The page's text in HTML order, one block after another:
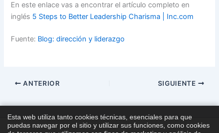
En este enlace vas a encontrar el artículo completo en
inglés 5 Steps to Better Leadership Charisma | Inc.com
Fuente: Blog: dirección y liderazgo
ANTERIOR SIGUIENTE
Esta web utiliza tanto cookies técnicas, esenciales para que
puedas navegar por el sitio y utilizar sus funciones, como cookies